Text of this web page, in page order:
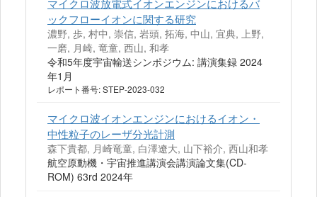
ックフローイオンに関する研究
濃野, 歩, 村中, 崇信, 岩頭, 拓海, 中山, 宜典, 上野,
一磨, 月崎, 竜童, 西山, 和孝
令和5年度宇宙輸送シンポジウム: 講演集録 2024
年1月
レポート番号: STEP-2023-032
マイクロ波イオンエンジンにおけるイオン・
中性粒子のレーザ分光計測
森下貴都, 月崎竜童, 白澤遼大, 山下裕介, 西山和孝
航空原動機・宇宙推進講演会講演論文集(CD-
ROM) 63rd 2024年